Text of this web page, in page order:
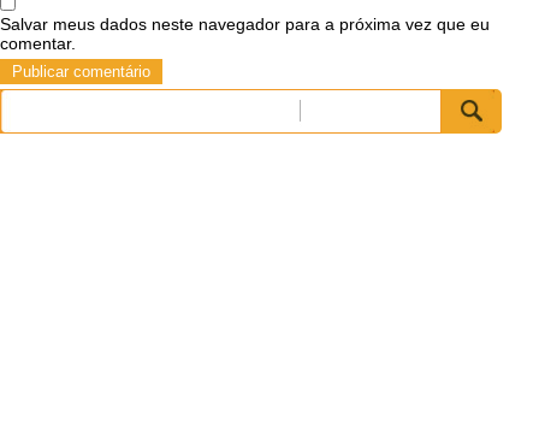
Salvar meus dados neste navegador para a próxima vez que eu
comentar.
Pesquisar
por: